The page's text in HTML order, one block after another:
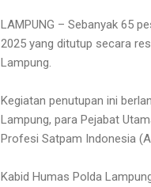
LAMPUNG – Sebanyak 65
2025 yang ditutup secara
Lampung.
Kegiatan penutupan ini
Lampung, para Pejabat
Profesi Satpam Indonesia
Kabid Humas Polda